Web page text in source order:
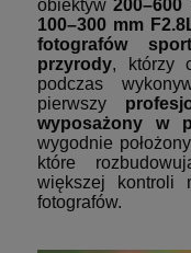
obiektyw200–600
100–300 mm
fotografów
przyrody, którzy
podczas
pierwszy
wyposażony w
wygodnie położony
które
większej kontroli
fotografów.